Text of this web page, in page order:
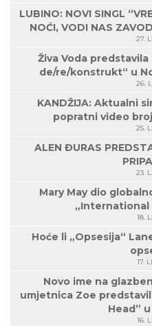
LUBINO: NOVI SINGL
NOĆI, VODI NAS
27.
Živa Voda
de/re/konstrukt“ u
26.
KANDŽIJA: Aktualni
popratni video
25.
ALEN ĐURAS
23.
Mary May dio
18.
Hoće li „Opsesija“
17.
Novo ime na
umjetnica Zoe
Head”
16.